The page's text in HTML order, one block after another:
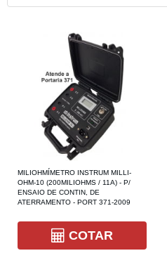
MILIOHMÍMETRO INSTRUM MILLI-
OHM-10 (200MILIOHMS / 11A) - P/
ENSAIO DE CONTIN, DE
ATERRAMENTO - PORT 371-2009
COTAR